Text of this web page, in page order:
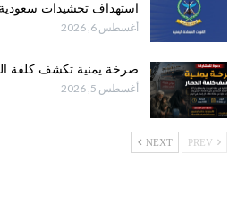
استهداف تحشيدات سعودية
أغسطس 6, 2026
صرخة يمنية تكشف كلفة
أغسطس 5, 2026
NEXT